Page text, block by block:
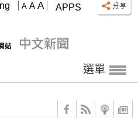
APPS
A A A
選單